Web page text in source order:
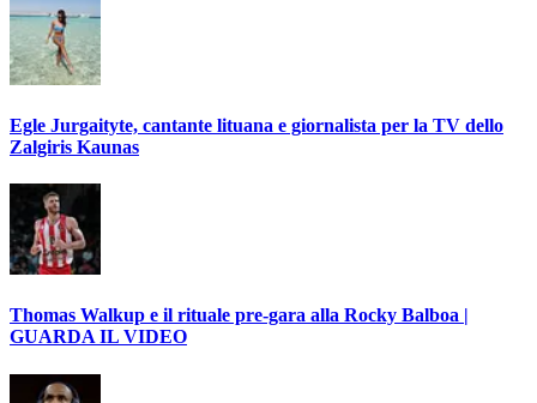
Egle Jurgaityte, cantante lituana e giornalista per la TV dello
Zalgiris Kaunas
Thomas Walkup e il rituale pre-gara alla Rocky Balboa |
GUARDA IL VIDEO